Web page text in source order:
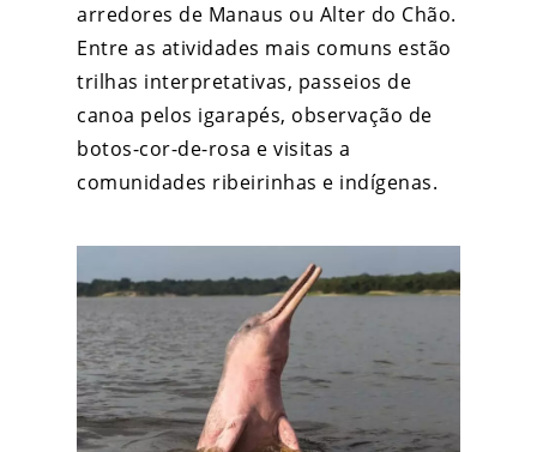
arredores de Manaus ou Alter do Chão.
Entre as atividades mais comuns estão
trilhas interpretativas, passeios de
canoa pelos igarapés, observação de
botos-cor-de-rosa e visitas a
comunidades ribeirinhas e indígenas.